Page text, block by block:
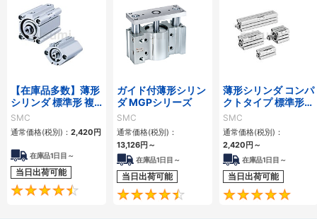
【在庫品多数】薄形
シリンダ 標準形 複
動・片ロッド CQ2
シリーズ
SMC
通常価格(税別)： 2,420 円
在庫品1日目～
当日出荷可能
4.5
ガイド付薄形シリン
ダ MGPシリーズ
SMC
通常価格(税別)：
13,126円 ～
在庫品1日目～
当日出荷可能
4.6
薄形シリンダ コンパ
クトタイプ 標準形
複動 片ロッド CQS
シリーズ
SMC
通常価格(税別)：
2,420 円 ～
在庫品1日目～
当日出荷可能